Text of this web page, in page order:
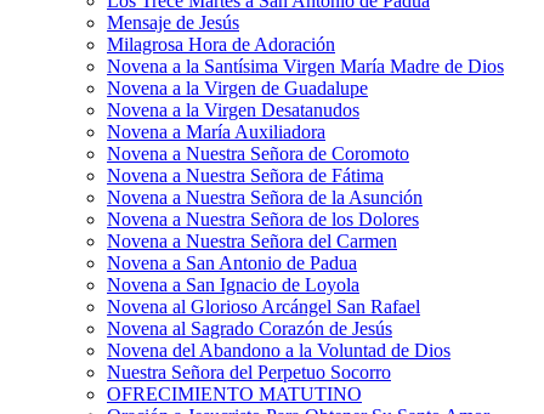
Mensaje de Jesús
Milagrosa Hora de Adoración
Novena a la Santísima Virgen María Madre de Dios
Novena a la Virgen de Guadalupe
Novena a la Virgen Desatanudos
Novena a María Auxiliadora
Novena a Nuestra Señora de Coromoto
Novena a Nuestra Señora de Fátima
Novena a Nuestra Señora de la Asunción
Novena a Nuestra Señora de los Dolores
Novena a Nuestra Señora del Carmen
Novena a San Antonio de Padua
Novena a San Ignacio de Loyola
Novena al Glorioso Arcángel San Rafael
Novena al Sagrado Corazón de Jesús
Novena del Abandono a la Voluntad de Dios
Nuestra Señora del Perpetuo Socorro
OFRECIMIENTO MATUTINO